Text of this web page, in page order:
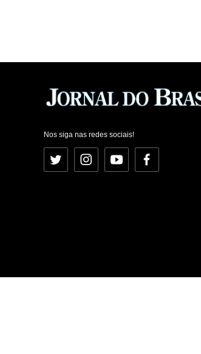
Nos siga nas redes sociais!
Twitter InstagramYouTubeFacebook